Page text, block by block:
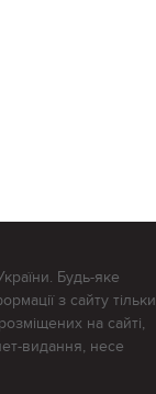
Будь-яке
з сайту тільки
на сайті,
видання, несе